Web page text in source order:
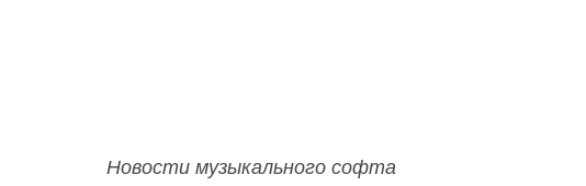
Новости музыкального софта